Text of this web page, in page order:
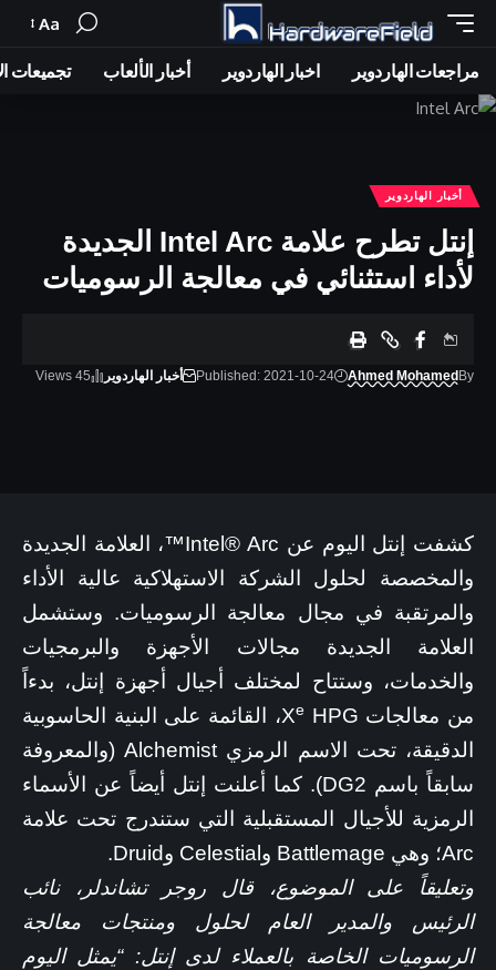
Font
Resizer
Aa
مراجعات الهاردوير اخبار الهاردوير أخبار الألعاب تجميعات
أخبار الهاردوير
إنتل تطرح علامة Intel Arc الجديدة
لأداء استثنائي في معالجة الرسوميات
By
Ahmed Mohamed
Published: 2021-10-24 أخبار الهاردوير 45 Views
كشفت إنتل اليوم عن Intel® Arc™، العلامة الجديدة
والمخصصة لحلول الشركة الاستهلاكية عالية الأداء
والمرتقبة في مجال معالجة الرسوميات. وستشمل
العلامة الجديدة مجالات الأجهزة والبرمجيات
والخدمات، وستتاح لمختلف أجيال أجهزة إنتل، بدءاً
من معالجات X
e
HPG، القائمة على البنية الحاسوبية
الدقيقة، تحت الاسم الرمزي Alchemist (والمعروفة
سابقاً باسم DG2). كما أعلنت إنتل أيضاً عن الأسماء
الرمزية للأجيال المستقبلية التي ستندرج تحت علامة
Arc؛ وهي Battlemage وCelestial وDruid.
وتعليقاً على الموضوع، قال روجر تشاندلر، نائب
الرئيس والمدير العام لحلول ومنتجات معالجة
الرسوميات الخاصة بالعملاء لدى إنتل: “يمثل اليوم